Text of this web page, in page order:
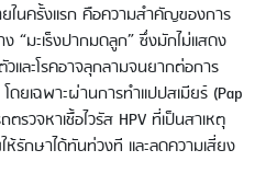
นครั้งแรก คือความสำคัญของการ
“มะเร็งปากมดลูก” ซึ่งมักไม่แสดง
วและโรคอาจลุกลามจนยากต่อการ
ยเฉพาะผ่านการทำแปปสเมียร์ (Pap
รวจหาเชื้อไวรัส HPV ที่เป็นสาเหตุ
รักษาได้ทันท่วงที และลดความเสี่ยง